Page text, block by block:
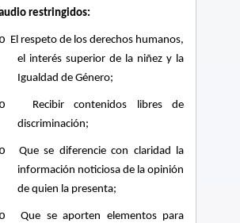
restringidos:
o El respeto de los derechos humanos,
el interés superior de la niñez y la
Igualdad de Género;
o
Recibir contenidos libres de
discriminación;
o
Que se diferencie con claridad la
información noticiosa de la opinión
de quien la presenta;
o
Que se aporten elementos para